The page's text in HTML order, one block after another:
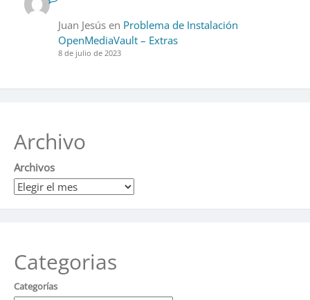
Juan Jesúsen Problema de Instalación
OpenMediaVault – Extras
8 de julio de 2023
Archivo
Archivos
Categorias
Categorías